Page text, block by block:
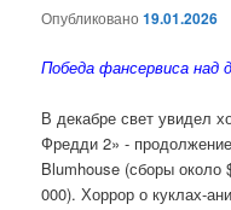
Опубликовано19.01.2026
Победа фансервиса над
В декабре свет увидел
Фредди 2» -
Blumhouse (сборы около
000). Хоррор о куклах-